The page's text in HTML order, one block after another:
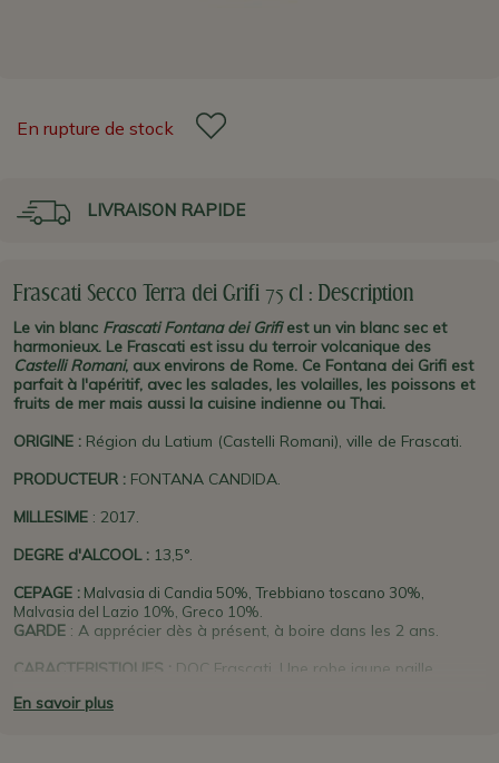
En rupture de stock
LIVRAISON RAPIDE
Frascati Secco Terra dei Grifi 75 cl : Description
Le vin blanc Frascati Fontana dei Grifiest un vin blanc sec et
harmonieux. Le Frascati est issu du terroir volcanique des
Castelli Romani, aux environs de Rome. Ce Fontana dei Grifi est
parfait à l'apéritif, avec les salades, les volailles, les poissons et
fruits de mer mais aussi la cuisine indienne ou Thai.
ORIGINE : Région du Latium (Castelli Romani), ville de Frascati.
PRODUCTEUR : FONTANA CANDIDA.
MILLESIME : 2017.
DEGRE d'ALCOOL : 13,5°.
CEPAGE : Malvasia di Candia 50%, Trebbiano toscano 30%,
Malvasia del Lazio 10%, Greco 10%.
GARDE : A apprécier dès à présent, à boire dans les 2 ans.
CARACTERISTIQUES : DOC Frascati. Une robe jaune paille
frais de pêche blanche, poire, herbes. En bouche il est fruité, vif
En savoir plus